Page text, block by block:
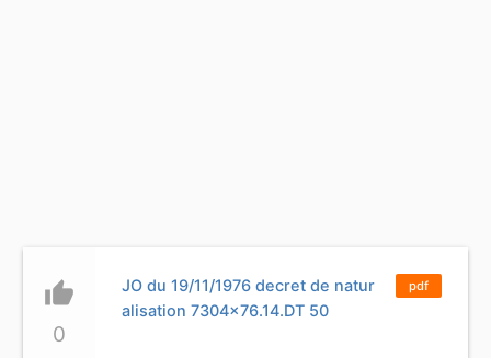
thumb_up
0
pdf
JO du 19/11/1976 decret de natur
alisation 7304x76.14.DT 50